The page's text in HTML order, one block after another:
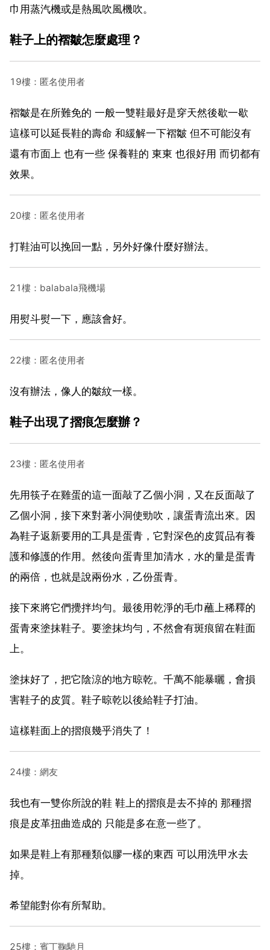
巾用蒸汽機或是熱風吹風機吹。
鞋子上的褶皺怎麼處理？
19樓：匿名使用者
褶皺是在所難免的 一般一雙鞋最好是穿天然後歇一歇
這樣可以延長鞋的壽命 和緩解一下褶皺 但不可能沒有
還有市面上 也有一些 保養鞋的 東東 也很好用 而切都有
效果。
20樓：匿名使用者
打鞋油可以挽回一點，另外好像什麼好辦法。
21樓：balabala飛機場
用熨斗熨一下，應該會好。
22樓：匿名使用者
沒有辦法，像人的皺紋一樣。
鞋子出現了摺痕怎麼辦？
23樓：匿名使用者
先用筷子在雞蛋的這一面敲了乙個小洞，又在反面敲了
乙個小洞，接下來對著小洞使勁吹，讓蛋青流出來。因
為鞋子返新要用的工具是蛋青，它對深色的皮質品有養
護和修護的作用。然後向蛋青里加清水，水的量是蛋青
的兩倍，也就是說兩份水，乙份蛋青。
接下來將它們攪拌均勻。最後用乾淨的毛巾蘸上稀釋的
蛋青來塗抹鞋子。要塗抹均勻，不然會有斑痕留在鞋面
上。
塗抹好了，把它陰涼的地方晾乾。千萬不能暴曬，會損
害鞋子的皮質。鞋子晾乾以後給鞋子打油。
這樣鞋面上的摺痕幾乎消失了！
24樓：網友
我也有一雙你所說的鞋 鞋上的摺痕是去不掉的 那種摺
痕是皮革扭曲造成的 只能是多在意一些了。
如果是鞋上有那種類似膠一樣的東西 可以用洗甲水去
掉。
希望能對你有所幫助。
25樓：賓丁鞠馳月